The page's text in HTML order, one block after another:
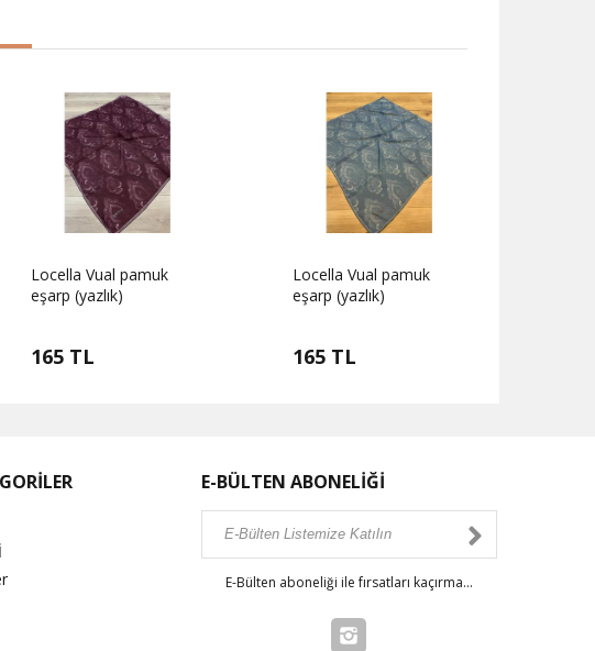
Locella Vual pamuk
eşarp (yazlık)
165 TL
Locella Vual pamuk
eşarp (yazlık)
165 TL
E-BÜLTEN ABONELİĞİ
E-Bülten aboneliği ile fırsatları kaçırma...